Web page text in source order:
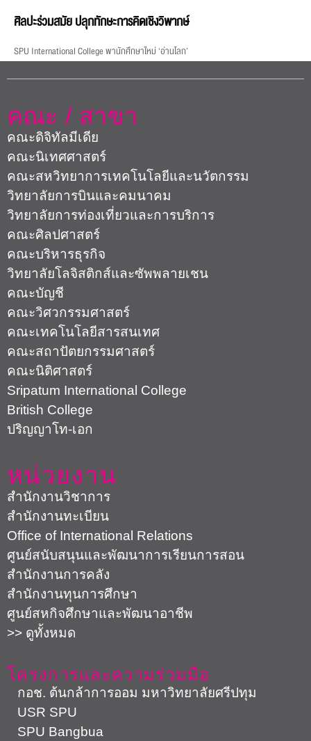
ศิลปะร่วมสมัย ปลุกทักษะการคิดเชิงวิพากษ์
SPU International College พานักศึกษาใหม่ ‘อ่านโลก’
คณะ / สาขา
คณะดิจิทัลมีเดีย
คณะนิเทศศาสตร์
คณะสหวิทยาการเทคโนโลยีและนวัตกรรม
วิทยาลัยการบินและคมนาคม
วิทยาลัยการท่องเที่ยวและการบริการ
คณะศิลปศาสตร์
คณะบริหารธุรกิจ
วิทยาลัยโลจิสติกส์และซัพพลายเชน
คณะบัญชี
คณะวิศวกรรมศาสตร์
คณะเทคโนโลยีสารสนเทศ
คณะสถาปัตยกรรมศาสตร์
คณะนิติศาสตร์
Sripatum International College
British College
ปริญญาโท-เอก
หน่วยงาน
สำนักงานวิชาการ
สำนักงานทะเบียน
Office of International Relations
ศูนย์สนับสนุนและพัฒนาการเรียนการสอน
สำนักงานการคลัง
สำนักงานทุนการศึกษา
ศูนย์สหกิจศึกษาและพัฒนาอาชีพ
>> ดูทั้งหมด
โครงการและความร่วมมือ
ช. ต้นกล้าการออม มหาวิทยาลัยศรีปทุม
SPU
Bangbua